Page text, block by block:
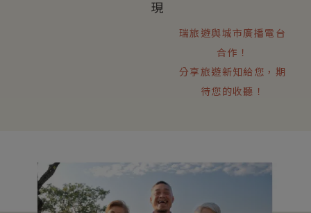
瑞旅遊與城市廣播電台
合作！
分享旅遊新知給您，期
待您的收聽！